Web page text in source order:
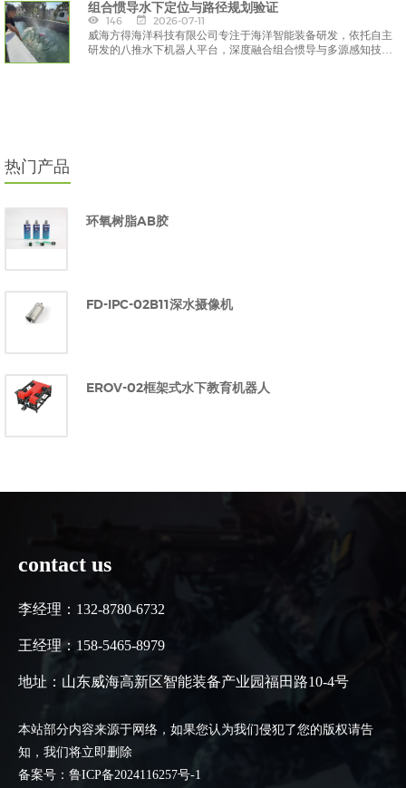
组合惯导水下定位与路径规划验证
146
2026-07-11
威海方得海洋科技有限公司专注于海洋智能装备研发，依托自主
研发的八推水下机器人平台，深度融合组合惯导与多源感知技
热门产品
环氧树脂AB胶
FD-IPC-02B11深水摄像机
EROV-02框架式水下教育机器人
contact us
李经理：132-8780-6732
王经理：158-5465-8979
地址：山东威海高新区智能装备产业园福田路10-4号
本站部分内容来源于网络，如果您认为我们侵犯了您的版权请告
知，我们将立即删除
备案号：鲁ICP备2024116257号-1